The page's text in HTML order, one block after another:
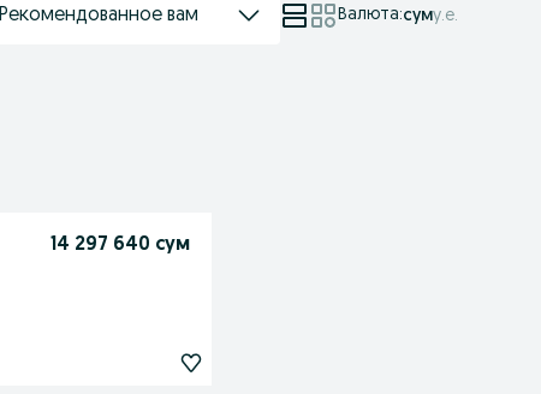
Рекомендованное вам Валюта:суму.е.
14 297 640 сум